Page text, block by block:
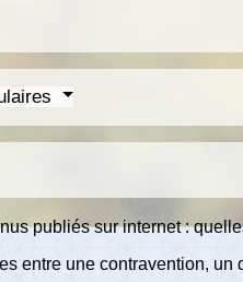
publiés sur internet :
entre une contravention, un